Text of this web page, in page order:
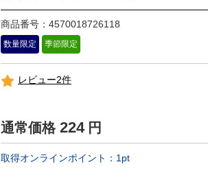
商品番号：4570018726118
数量限定 季節限定
レビュー2件
通常価格 224 円
取得オンラインポイント： 1 pt